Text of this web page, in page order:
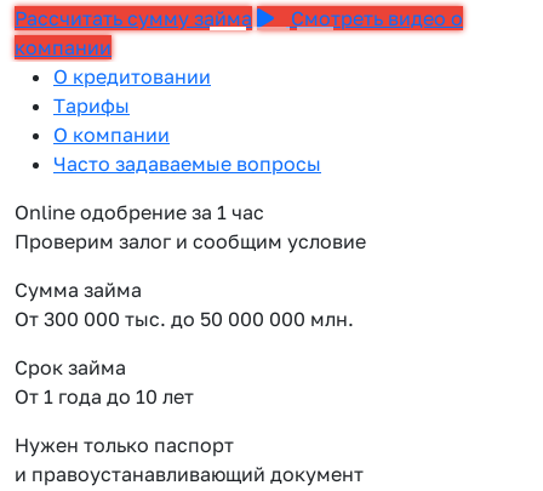
Рассчитать сумму займа
Смотреть видео о
компании
О кредитовании
Тарифы
О компании
Часто задаваемые вопросы
Online одобрение за 1 час
Проверим залог и сообщим условие
Сумма займа
От 300 000 тыс. до 50 000 000 млн.
Срок займа
От 1 года до 10 лет
Нужен только паспорт
и правоустанавливающий документ